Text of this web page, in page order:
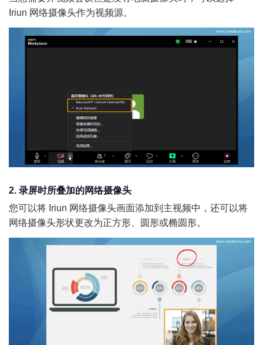
Iriun 网络摄像头作为视频源。
2. 录屏时所叠加的网络摄像头
您可以将 Iriun 网络摄像头画面添加到主视频中，还可以将
网络摄像头形状更改为正方形、圆形或椭圆形。